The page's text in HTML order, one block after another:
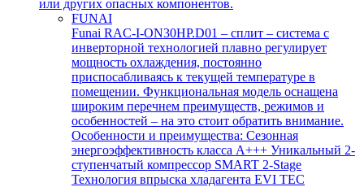
или других опасных компонентов.
FUNAI
Funai RAC-I-ON30HP.D01 – сплит – система с
инверторной технологией плавно регулирует
мощность охлаждения, постоянно
приспосабливаясь к текущей температуре в
помещении. Функциональная модель оснащена
широким перечнем преимуществ, режимов и
особенностей – на это стоит обратить внимание.
Особенности и преимущества: Сезонная
энергоэффективность класса А+++ Уникальный 2-
ступенчатый компрессор SMART 2-Stage
Технология впрыска хладагента EVI TEC